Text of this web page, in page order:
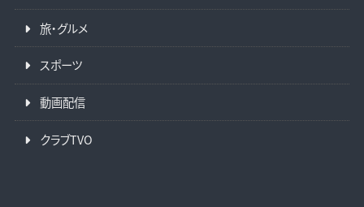
旅・グルメ
スポーツ
動画配信
クラブTVO